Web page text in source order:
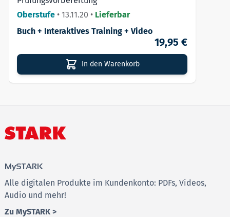
Oberstufe • 13.11.20 • Lieferbar
Buch + Interaktives Training + Video
19,95 €
In den Warenkorb
MySTARK
Alle digitalen Produkte im Kundenkonto: PDFs, Videos,
Audio und mehr!
Zu MySTARK >